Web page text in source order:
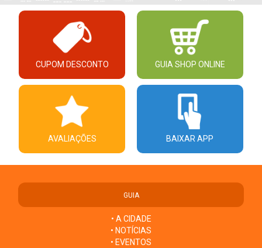
CUPOM DESCONTO GUIA SHOP ONLINE
AVALIAÇÕES BAIXAR APP
GUIA
• A CIDADE
• NOTÍCIAS
• EVENTOS